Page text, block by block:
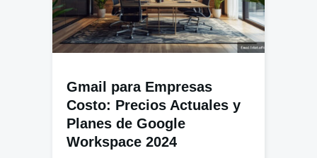
Gmail para Empresas
Costo: Precios Actuales y
Planes de Google
Workspace 2024